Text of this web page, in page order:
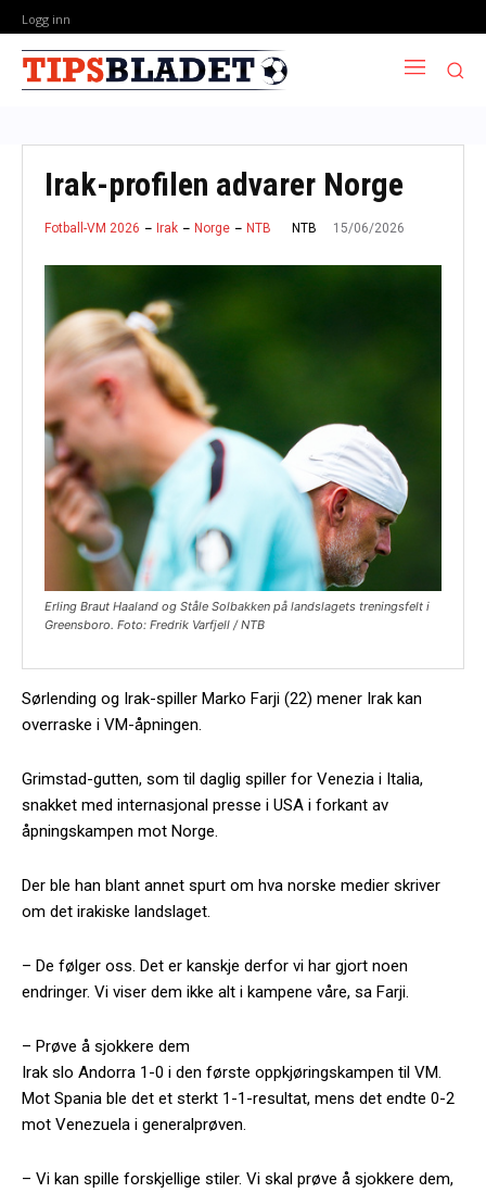
Logg inn
Irak-profilen advarer Norge
Fotball-VM 2026 Irak Norge NTB NTB 15/06/2026
Erling Braut Haaland og Ståle Solbakken på landslagets treningsfelt i
Greensboro. Foto: Fredrik Varfjell / NTB
Sørlending og Irak-spiller Marko Farji (22) mener Irak kan
overraske i VM-åpningen.
Grimstad-gutten, som til daglig spiller for Venezia i Italia,
snakket med internasjonal presse i USA i forkant av
åpningskampen mot Norge.
Der ble han blant annet spurt om hva norske medier skriver
om det irakiske landslaget.
– De følger oss. Det er kanskje derfor vi har gjort noen
endringer. Vi viser dem ikke alt i kampene våre, sa Farji.
– Prøve å sjokkere dem
Irak slo Andorra 1-0 i den første oppkjøringskampen til VM.
Mot Spania ble det et sterkt 1-1-resultat, mens det endte 0-2
mot Venezuela i generalprøven.
– Vi kan spille forskjellige stiler. Vi skal prøve å sjokkere dem,